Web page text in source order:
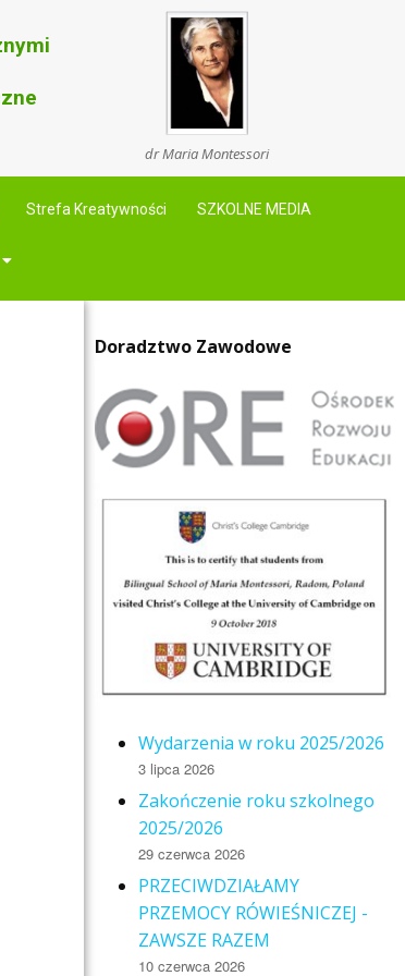
dr Maria Montessori
Strefa Kreatywności SZKOLNE MEDIA
Doradztwo Zawodowe
Wydarzenia w roku 2025/2026
3 lipca 2026
Zakończenie roku szkolnego
2025/2026
29 czerwca 2026
PRZECIWDZIAŁAMY
PRZEMOCY RÓWIEŚNICZEJ -
ZAWSZE RAZEM
10 czerwca 2026